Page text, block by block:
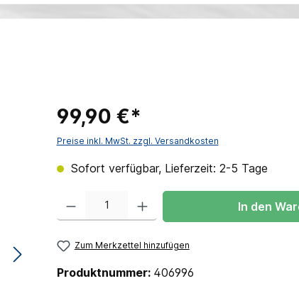
99,90 €*
Preise inkl. MwSt. zzgl. Versandkosten
Sofort verfügbar, Lieferzeit: 2-5 Tage
Produkt Anzahl: Gib den gewünschten Wert ein oder
In den
Zum Merkzettel hinzufügen
Produktnummer: 406996